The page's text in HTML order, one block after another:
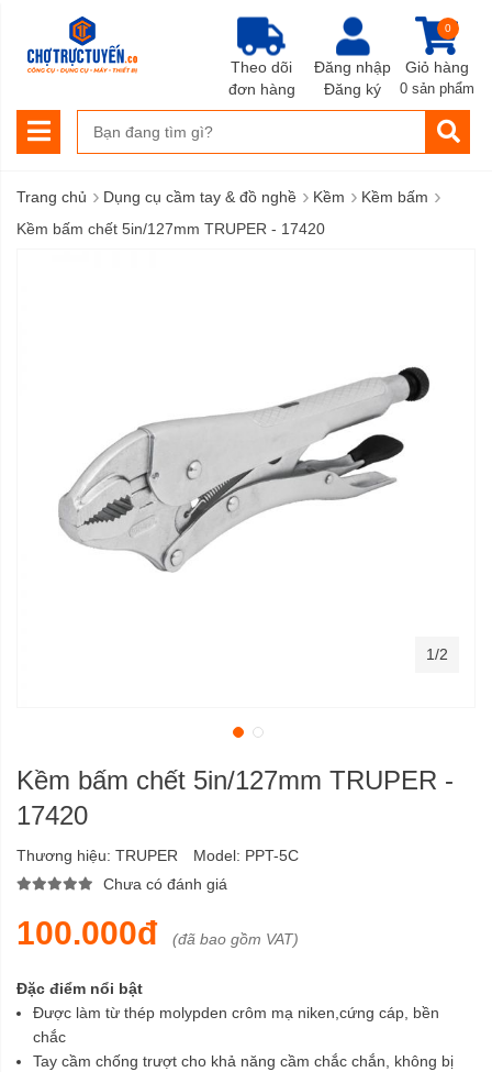
Đăng nhập
Đăng ký
Giỏ hàng
0
0 sản phẩm
Theo dõi
đơn hàng
Trang chủ › Dụng cụ cầm tay & đồ nghề › Kềm › Kềm bấm ›
Kềm bấm chết 5in/127mm TRUPER - 17420
Kềm bấm chết 5in/127mm TRUPER -
17420
Thương hiệu: TRUPER Model: PPT-5C
Chưa có đánh giá
100.000đ (đã bao gồm VAT)
Đặc điểm nổi bật
Được làm từ thép molypden crôm mạ niken,cứng cáp, bền
chắc
Tay cầm chống trượt cho khả năng cầm chắc chắn, không bị
1/2